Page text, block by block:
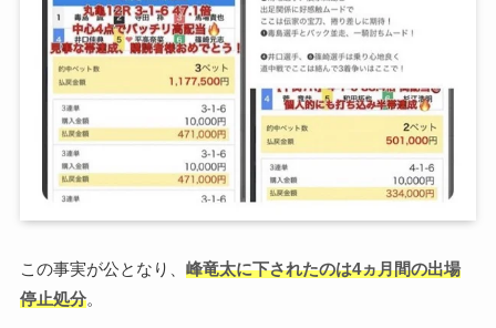
この事実が公となり、 峰竜太に下されたのは4ヵ月間の出場
停止処分。